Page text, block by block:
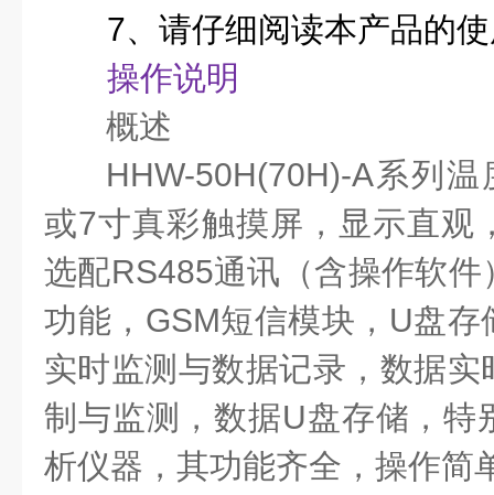
7、请仔细阅读本产品的
操作说明
概述
HHW-50H(70H)-A系列温
或7寸真彩触摸屏，显示直观
选配RS485通讯（含操作软件
功能，GSM短信模块，U盘
实时监测与数据记录，数据
制与监测，数据U盘存储，特
析仪器，其功能齐全，操作简